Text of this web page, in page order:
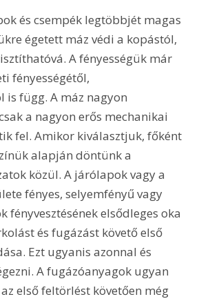
és csempék legtöbbjét magas
égetett máz védi a kopástól,
A fényességük már
fényességétől,
függ. A máz nagyon
a nagyon erős mechanikai
fel. Amikor kiválasztjuk, főként
alapján döntünk a
közül. A járólapok vagy a
fényes, selyemfényű vagy
fényvesztésének elsődleges oka
és fugázást követő első
Ezt ugyanis azonnal és
A fugázóanyagok ugyan
első feltörlést követően még